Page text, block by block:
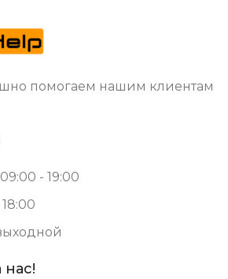
помогаем нашим клиентам
- 19:00